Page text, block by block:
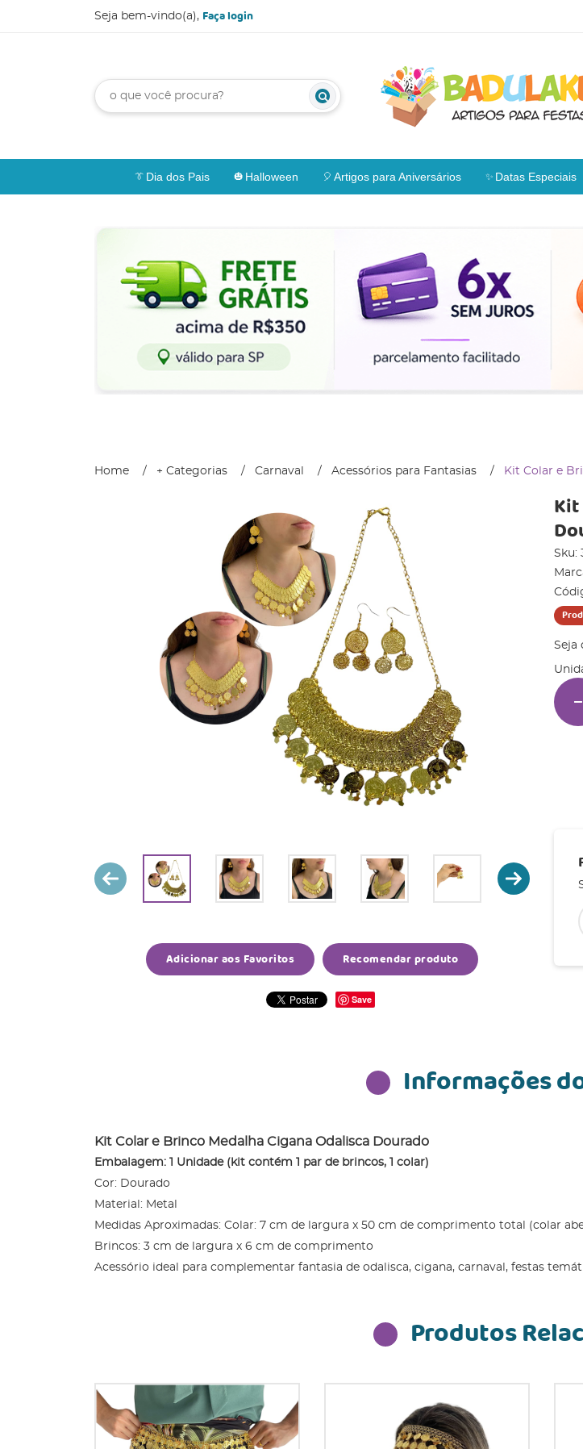
Seja bem-vindo(a), Faça login
Dia dos Pais Halloween Artigos para Aniversários Datas Especiais
Home + Categorias Carnaval Acessórios para Fantasias Kit Colar e
Adicionar aos Favoritos Recomendar produto
Save
Sku:
Seja
Informações
Kit Colar e Brinco Medalha Cigana Odalisca Dourado
Embalagem: 1 Unidade (kit contém 1 par de brincos, 1 colar)
Cor: Dourado
Material: Metal
Medidas Aproximadas: Colar: 7 cm de largura x 50 cm de comprimento total (colar
Brincos: 3 cm de largura x 6 cm de comprimento
Acessório ideal para complementar fantasia de odalisca, cigana, carnaval, festas
Produtos